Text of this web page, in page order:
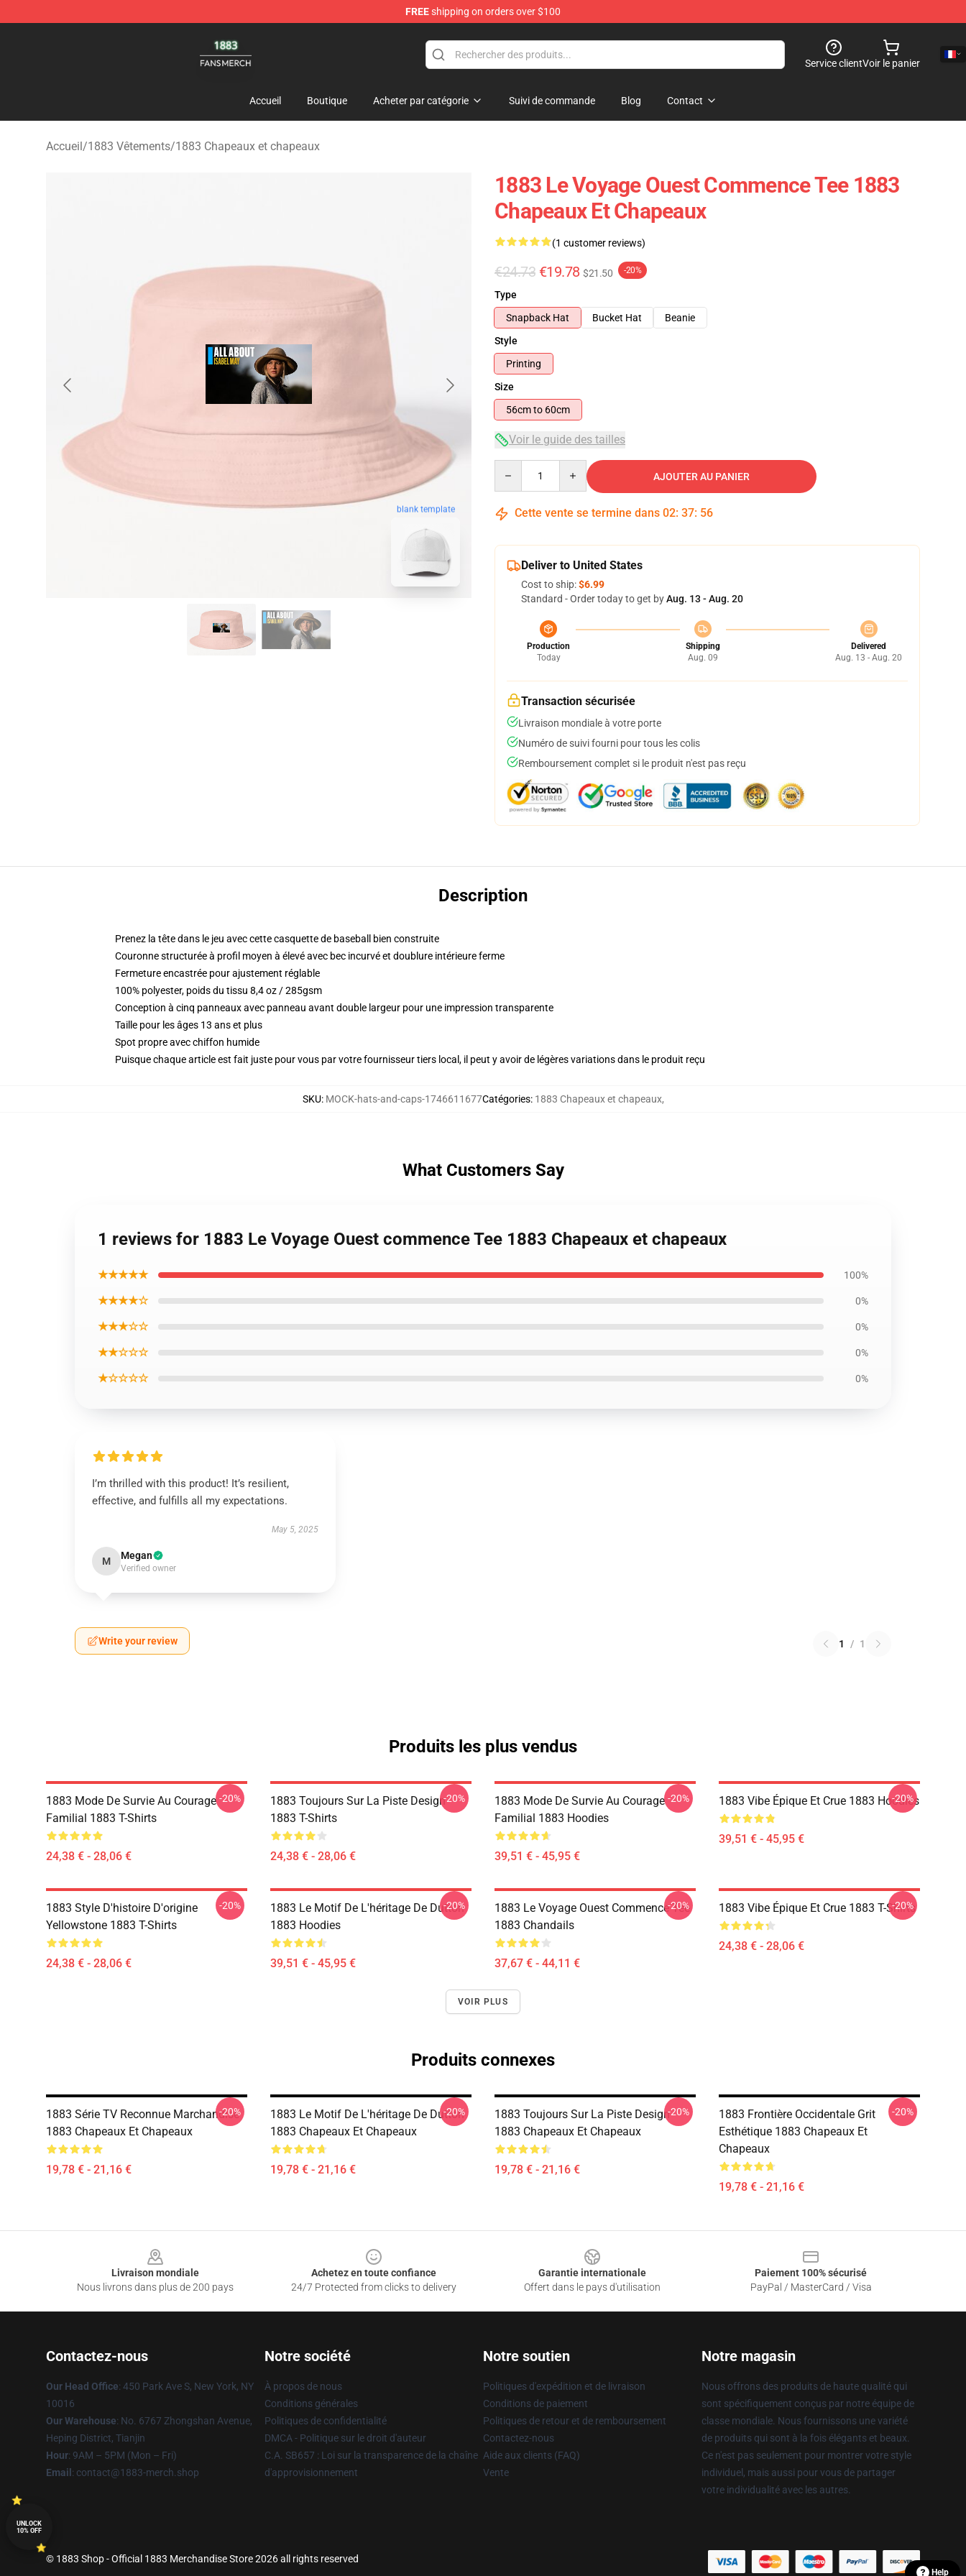
FREEshipping on orders over $100
Service clientVoir le panier
Accueil Boutique Acheter par catégorie Suivi de commande Blog Contact
Accueil/1883 Vêtements/1883 Chapeaux et chapeaux
blank template
1883 Le Voyage Ouest Commence Tee 1883
Chapeaux Et Chapeaux
(1 customer reviews)
€24.73 €19.78 $21.50 -20%
Type
Snapback Hat
Bucket Hat
Beanie
Style
Printing
Size
56cm to 60cm
Voir le guide des tailles
AJOUTER AU PANIER
Cette vente se termine dans 02: 37: 55
Deliver to United States
Cost to ship:$6.99
Standard - Order today to get byAug. 13 - Aug. 20
Production
Today
Shipping
Aug. 09
Delivered
Aug. 13 - Aug. 20
Transaction sécurisée
Livraison mondiale à votre porte
Numéro de suivi fourni pour tous les colis
Remboursement complet si le produit n'est pas reçu
Description
Prenez la tête dans le jeu avec cette casquette de baseball bien construite
Couronne structurée à profil moyen à élevé avec bec incurvé et doublure intérieure ferme
Fermeture encastrée pour ajustement réglable
100% polyester, poids du tissu 8,4 oz / 285gsm
Conception à cinq panneaux avec panneau avant double largeur pour une impression transparente
Taille pour les âges 13 ans et plus
Spot propre avec chiffon humide
Puisque chaque article est fait juste pour vous par votre fournisseur tiers local, il peut y avoir de légères variations dans le produit reçu
SKU: MOCK-hats-and-caps-1746611677Catégories: 1883 Chapeaux et chapeaux,
What Customers Say
1 reviews for 1883 Le Voyage Ouest commence Tee 1883 Chapeaux et chapeaux
★★★★★ 100%
★★★★☆ 0%
★★★☆☆ 0%
★★☆☆☆ 0%
★☆☆☆☆ 0%
I’m thrilled with this product! It’s resilient,
effective, and fulfills all my expectations.
May 5, 2025
M Megan
Verified owner
Write your review 1 / 1
Produits les plus vendus
1883 Mode De Survie Au Courage
Familial 1883 T-Shirts
24,38 € - 28,06 €
-20%
1883 Toujours Sur La Piste Design
1883 T-Shirts
24,38 € - 28,06 €
-20%
1883 Mode De Survie Au Courage
Familial 1883 Hoodies
39,51 € - 45,95 €
-20% 1883 Vibe Épique Et Crue 1883 Hoodies
39,51 € - 45,95 €
-20%
1883 Style D'histoire D'origine
Yellowstone 1883 T-Shirts
24,38 € - 28,06 €
-20%
1883 Le Motif De L'héritage De Dutton
1883 Hoodies
39,51 € - 45,95 €
-20%
1883 Le Voyage Ouest Commence Tee
1883 Chandails
37,67 € - 44,11 €
-20% 1883 Vibe Épique Et Crue 1883 T-Shirts
24,38 € - 28,06 €
-20%
VOIR PLUS
Produits connexes
1883 Série TV Reconnue Marchandise
1883 Chapeaux Et Chapeaux
19,78 € - 21,16 €
-20%
1883 Le Motif De L'héritage De Dutton
1883 Chapeaux Et Chapeaux
19,78 € - 21,16 €
-20%
1883 Toujours Sur La Piste Design
1883 Chapeaux Et Chapeaux
19,78 € - 21,16 €
-20%
1883 Frontière Occidentale Grit
Esthétique 1883 Chapeaux Et
Chapeaux
19,78 € - 21,16 €
-20%
Livraison mondiale
Nous livrons dans plus de 200 pays
Achetez en toute confiance
24/7 Protected from clicks to delivery
Garantie internationale
Offert dans le pays d'utilisation
Paiement 100% sécurisé
PayPal / MasterCard / Visa
Contactez-nous
Our Head Office: 450 Park Ave S, New York, NY
10016
Our Warehouse: No. 6767 Zhongshan Avenue,
Heping District, Tianjin
Hour: 9AM – 5PM (Mon – Fri)
Email : contact@1883-merch.shop
Notre société
À propos de nous
Conditions générales
Politiques de confidentialité
DMCA - Politique sur le droit d'auteur
C.A. SB657 : Loi sur la transparence de la chaîne
d'approvisionnement
Notre soutien
Politiques d'expédition et de livraison
Conditions de paiement
Politiques de retour et de remboursement
Contactez-nous
Aide aux clients (FAQ)
Vente
Notre magasin
Nous offrons des produits de haute qualité qui
sont spécifiquement conçus par notre équipe de
classe mondiale. Nous fournissons une variété
de produits qui sont à la fois élégants et beaux.
Ce n'est pas seulement pour montrer votre style
individuel, mais aussi pour vous de partager
votre individualité avec les autres.
© 1883 Shop - Official 1883 Merchandise Store 2026 all rights reserved
Help
UNLOCK
10% OFF